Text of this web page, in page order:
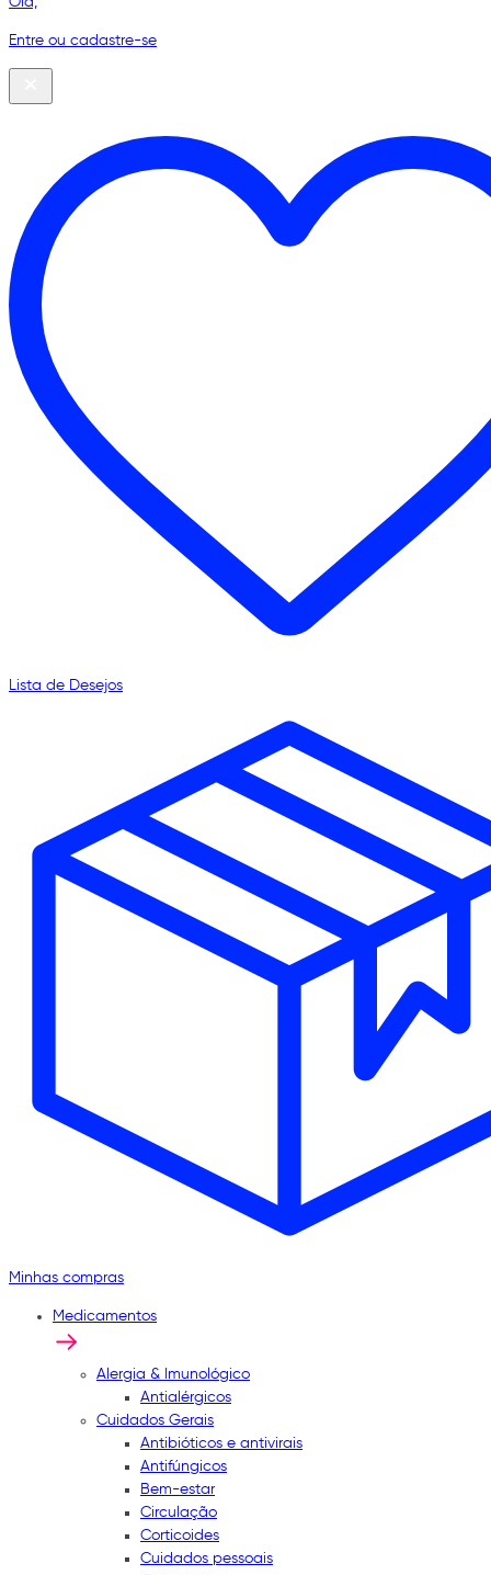
Entre ou cadastre-se
Lista de Desejos
Minhas compras
Medicamentos
Alergia & Imunológico
Antialérgicos
Cuidados Gerais
Antibióticos e antivirais
Antifúngicos
Bem-estar
Circulação
Corticoides
Cuidados pessoais